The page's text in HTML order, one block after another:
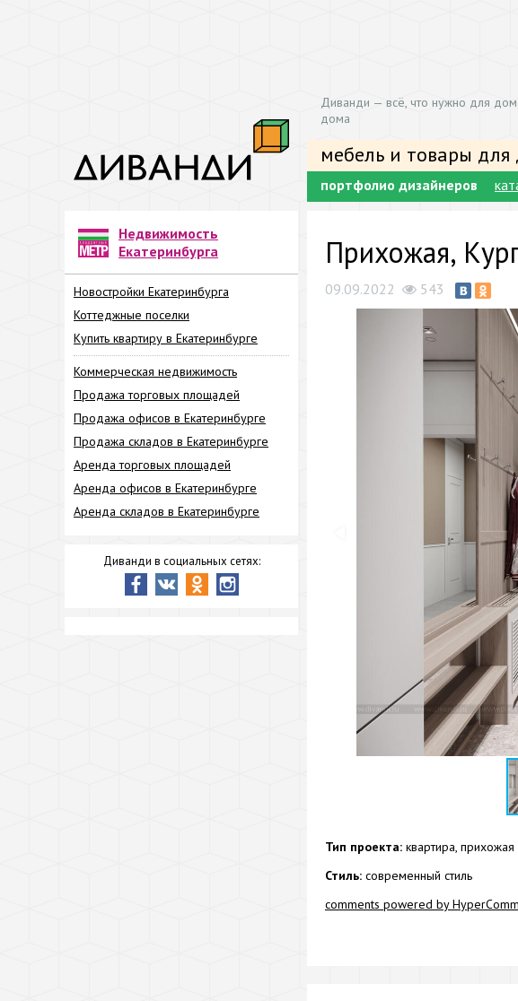
Диванди — всё, что нужно для
дома
мебель и товары для
портфолио дизайнеров
Недвижимость
Екатеринбурга
Новостройки Екатеринбурга
Коттеджные поселки
Купить квартиру в Екатеринбурге
Коммерческая недвижимость
Продажа торговых площадей
Продажа офисов в Екатеринбурге
Продажа складов в Екатеринбурге
Аренда торговых площадей
Аренда офисов в Екатеринбурге
Аренда складов в Екатеринбурге
Диванди в социальных сетях:
Прихожая,
09.09.2022 543
Тип проекта: квартира, прихожая
Стиль: современный стиль
comments powered by